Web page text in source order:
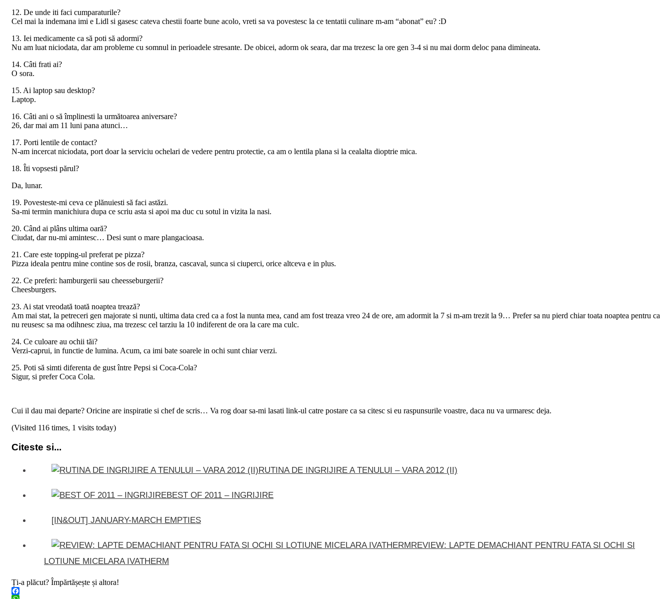
12. De unde iti faci cumparaturile?
Cel mai la indemana imi e Lidl si gasesc cateva chestii foarte bune acolo, vreti sa va povestesc la ce tentatii culinare m-am “abonat” eu? :D
13. Iei medicamente ca să poti să adormi?
Nu am luat niciodata, dar am probleme cu somnul in perioadele stresante. De obicei, adorm ok seara, dar ma trezesc la ore gen 3-4 si nu mai dorm deloc pana dimineata.
14. Câti frati ai?
O sora.
15. Ai laptop sau desktop?
Laptop.
16. Câti ani o să împlinesti la următoarea aniversare?
26, dar mai am 11 luni pana atunci…
17. Porti lentile de contact?
N-am incercat niciodata, port doar la serviciu ochelari de vedere pentru protectie, ca am o lentila plana si la cealalta dioptrie mica.
18. Îti vopsesti părul?
Da, lunar.
19. Povesteste-mi ceva ce plănuiesti să faci astăzi.
Sa-mi termin manichiura dupa ce scriu asta si apoi ma duc cu sotul in vizita la nasi.
20. Când ai plâns ultima oară?
Ciudat, dar nu-mi amintesc… Desi sunt o mare plangacioasa.
21. Care este topping-ul preferat pe pizza?
Pizza ideala pentru mine contine sos de rosii, branza, cascaval, sunca si ciuperci, orice altceva e in plus.
22. Ce preferi: hamburgerii sau cheesseburgerii?
Cheesburgers.
23. Ai stat vreodată toată noaptea trează?
Am mai stat, la petreceri gen majorate si nunti, ultima data cred ca a fost la nunta mea, cand am fost treaza vreo 24 de ore, am adormit la 7 si m-am trezit la 9… Prefer sa nu pierd chiar toata noaptea pentru ca
nu reusesc sa ma odihnesc ziua, ma trezesc cel tarziu la 10 indiferent de ora la care ma culc.
24. Ce culoare au ochii tăi?
Verzi-caprui, in functie de lumina. Acum, ca imi bate soarele in ochi sunt chiar verzi.
25. Poti să simti diferenta de gust între Pepsi si Coca-Cola?
Sigur, si prefer Coca Cola.
Cui il dau mai departe? Oricine are inspiratie si chef de scris… Va rog doar sa-mi lasati link-ul catre postare ca sa citesc si eu raspunsurile voastre, daca nu va urmaresc deja.
(Visited 116 times, 1 visits today)
Citeste si...
RUTINA DE INGRIJIRE A TENULUI – VARA 2012 (II)
BEST OF 2011 – INGRIJIRE
[IN&OUT] JANUARY-MARCH EMPTIES
REVIEW: LAPTE DEMACHIANT PENTRU FATA SI OCHI SI
LOTIUNE MICELARA IVATHERM
Ți-a plăcut? Împărtășește și altora!